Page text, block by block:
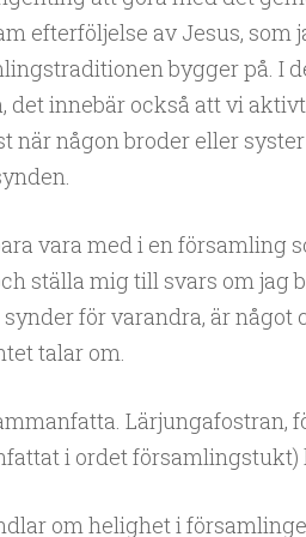
efterföljelse av Jesus, som
bygger på. I
det innebär också att vi
när någon broder eller
vara med i en församling
ställa mig till svars om
för varandra, är
talar om.
i ordet församlingstukt)
om helighet i